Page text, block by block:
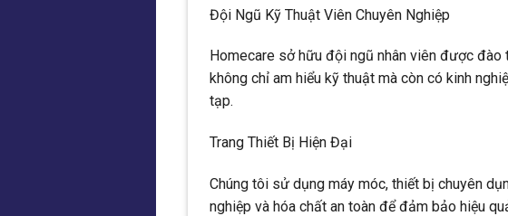
Đội Ngũ Kỹ Thuật Viên Chuyên Nghiệp
Homecare sở hữu đội ngũ nhân viên được
không chỉ am hiểu kỹ thuật mà còn có kinh
tạp.
Trang Thiết Bị Hiện Đại
Chúng tôi sử dụng máy móc, thiết bị chuyên
nghiệp và hóa chất an toàn để đảm bảo hiệu